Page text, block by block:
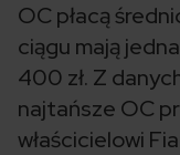
OC płacą
ciągu mają
400 zł. Z
najtańsze OC
właścicielowi